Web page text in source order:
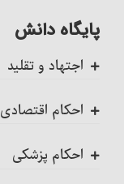
پایگاه دانش
اجتهاد و تقلید
احکام اقتصادی
احکام پزشکی